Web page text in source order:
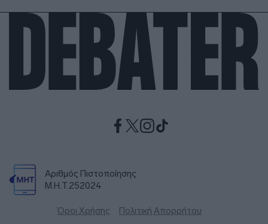
Αριθμός Πιστοποίησης
Μ.Η.Τ.252024
Όροι Χρήσης
Πολιτική Απορρήτου